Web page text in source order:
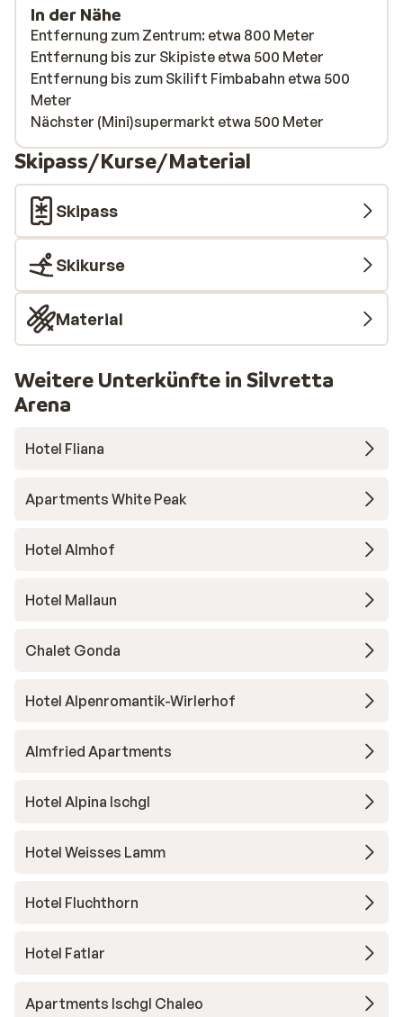
In der Nähe
Entfernung zum Zentrum: etwa 800 Meter
Entfernung bis zur Skipiste etwa 500 Meter
Entfernung bis zum Skilift Fimbabahn etwa 500
Meter
Nächster (Mini)supermarkt etwa 500 Meter
Skipass/Kurse/Material
Skipass
Skikurse
Material
Weitere Unterkünfte in Silvretta
Arena
Hotel Fliana
Apartments White Peak
Hotel Almhof
Hotel Mallaun
Chalet Gonda
Hotel Alpenromantik-Wirlerhof
Almfried Apartments
Hotel Alpina Ischgl
Hotel Weisses Lamm
Hotel Fluchthorn
Hotel Fatlar
Apartments Ischgl Chaleo